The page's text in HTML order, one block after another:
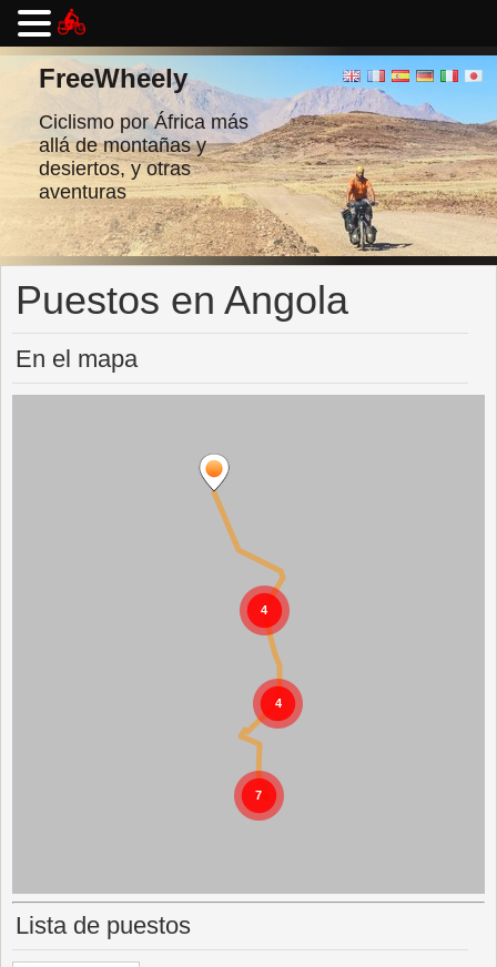
Ir
contenidoFreeWheely
Ciclismo por África más
allá de montañas y
desiertos, y otras
aventuras
Puestos en Angola
En el mapa
Lista de puestos